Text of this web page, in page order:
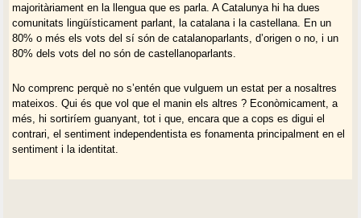
majoritàriament en la llengua que es parla. A Catalunya hi ha dues
comunitats lingüísticament parlant, la catalana i la castellana. En un
80% o més els vots del sí són de catalanoparlants, d’origen o no, i un
80% dels vots del no són de castellanoparlants.
No comprenc perquè no s’entén que vulguem un estat per a nosaltres
mateixos. Qui és que vol que el manin els altres ? Econòmicament, a
més, hi sortiríem guanyant, tot i que, encara que a cops es digui el
contrari, el sentiment independentista es fonamenta principalment en el
sentiment i la identitat.